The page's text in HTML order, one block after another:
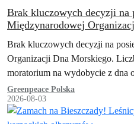
Brak kluczowych decyzji na
Międzynarodowej
oceanów wzrosła do 46
Brak kluczowych decyzji na
Organizacji Dna Morskiego.
moratorium na wydobycie z dna
Greenpeace Polska
2026-08-03